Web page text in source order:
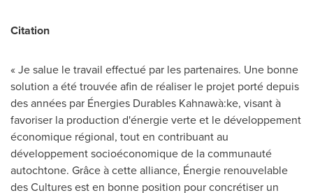
Citation
« Je salue le travail effectué par les partenaires. Une bonne
solution a été trouvée afin de réaliser le projet porté depuis
des années par Énergies Durables Kahnawà:ke, visant à
favoriser la production d'énergie verte et le développement
économique régional, tout en contribuant au
développement socioéconomique de la communauté
autochtone. Grâce à cette alliance, Énergie renouvelable
des Cultures est en bonne position pour concrétiser un